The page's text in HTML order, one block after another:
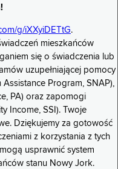
g/iXXyiDETtG.
mieszkańców
się o świadczenia lub
uzupełniającej pomocy
Program, SNAP),
PA) oraz zapomogi
Income, SSI). Twoje
Dziękujemy za gotowość
z korzystania z tych
usprawnić system
stanu Nowy Jork.